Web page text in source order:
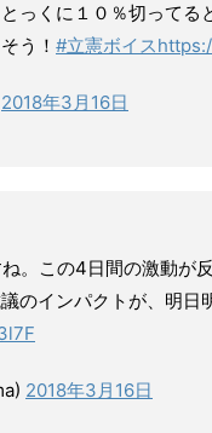
っくに１０％切ってる
う！ #立憲ボイス
2018年3月16日
。この4日間の激動が
のインパクトが、明日
2018年3月16日